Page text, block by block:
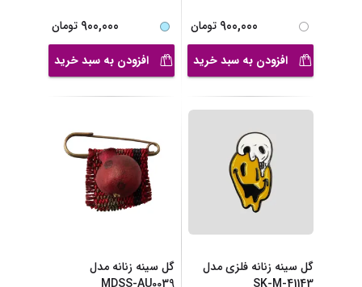
900,000 تومان
افزودن به سبد خرید
900,000 تومان
افزودن به سبد خرید
گل سینه زنانه فلزی مدل
گل سینه زنانه مدل